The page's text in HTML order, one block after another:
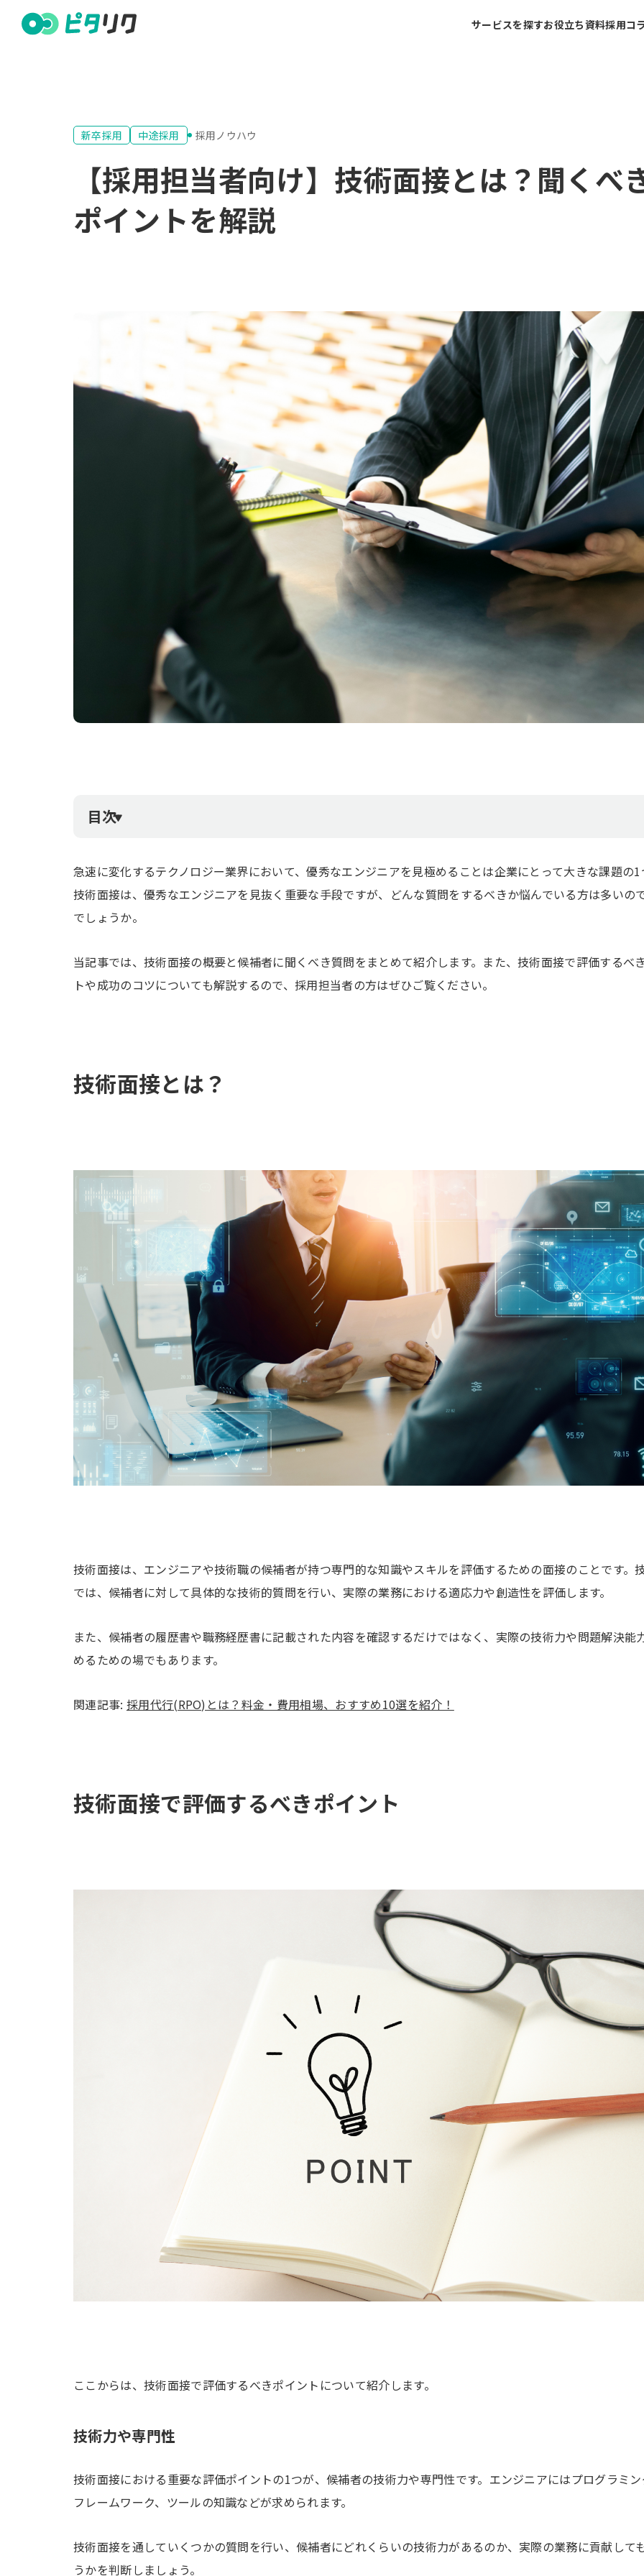
サービスを探すお役立ち資料採用コ
新卒採用 中途採用 採用ノウハウ
【採用担当者向け】技術面接とは？聞くべ
ポイントを解説
目次
急速に変化するテクノロジー業界において、優秀なエンジニアを見極めることは企業にとって大きな課題の1
技術面接は、優秀なエンジニアを見抜く重要な手段ですが、どんな質問をするべきか悩んでいる方は多いの
でしょうか。
当記事では、技術面接の概要と候補者に聞くべき質問をまとめて紹介します。また、技術面接で評価するべ
トや成功のコツについても解説するので、採用担当者の方はぜひご覧ください。
技術面接とは？
技術面接は、エンジニアや技術職の候補者が持つ専門的な知識やスキルを評価するための面接のことです。
では、候補者に対して具体的な技術的質問を行い、実際の業務における適応力や創造性を評価します。
また、候補者の履歴書や職務経歴書に記載された内容を確認するだけではなく、実際の技術力や問題解決能
めるための場でもあります。
関連記事: 採用代行(RPO)とは？料金・費用相場、おすすめ10選を紹介！
技術面接で評価するべきポイント
ここからは、技術面接で評価するべきポイントについて紹介します。
技術力や専門性
技術面接における重要な評価ポイントの1つが、候補者の技術力や専門性です。エンジニアにはプログラミ
フレームワーク、ツールの知識などが求められます。
技術面接を通していくつかの質問を行い、候補者にどれくらいの技術力があるのか、実際の業務に貢献して
うかを判断しましょう。